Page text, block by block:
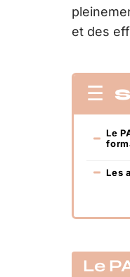
et des
Le
Les
Le